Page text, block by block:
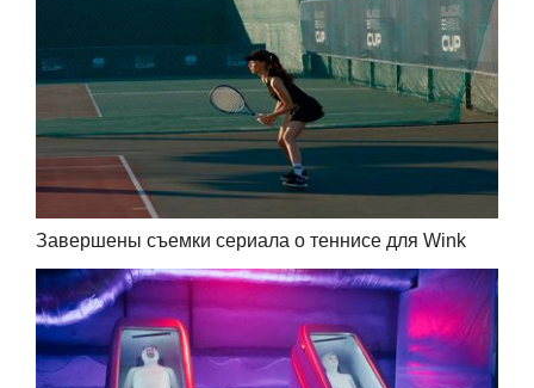
Завершены съемки сериала о теннисе для Wink